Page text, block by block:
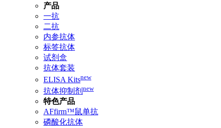
产品
一抗
二抗
内参抗体
标签抗体
试剂盒
抗体套装
ELISA Kitsnew
抗体抑制剂 new
特色产品
AFfirm™鼠单抗
磷酸化抗体